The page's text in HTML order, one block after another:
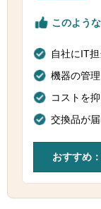
このよう
自社にIT
機器の管
コストを
交換品が
おすすめ